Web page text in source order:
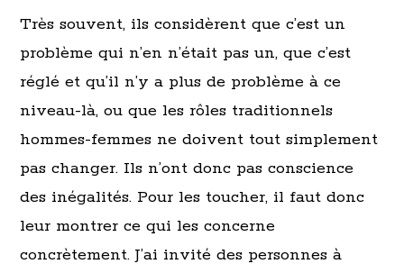
Très souvent, ils considèrent que c’est un
problème qui n’en n’était pas un, que c’est
réglé et qu’il n’y a plus de problème à ce
niveau-là, ou que les rôles traditionnels
hommes-femmes ne doivent tout simplement
pas changer. Ils n’ont donc pas conscience
des inégalités. Pour les toucher, il faut donc
leur montrer ce qui les concerne
concrètement. J’ai invité des personnes à